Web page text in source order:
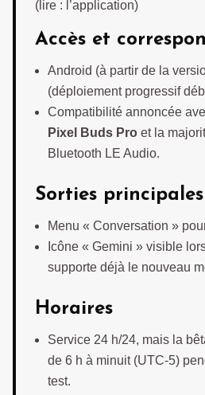
(lire : l’application)
Accès et
Android (à partir de la
(déploiement progressif
Compatibilité annoncée
Pixel Buds Pro et la
Bluetooth LE Audio.
Sorties principales
Menu « Conversation »
Icône « Gemini » visible
supporte déjà le nouveau
Horaires
Service 24 h/24, mais la
de 6 h à minuit (UTC-5)
test.